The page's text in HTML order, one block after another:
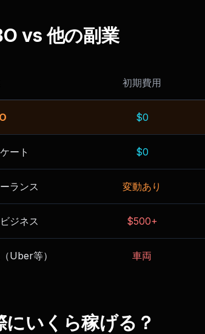
vs 他の副業
初期費用
$0
ート $0
ランス 変動あり
ジネス $500+
Uber等） 車両
にいくら稼げる？